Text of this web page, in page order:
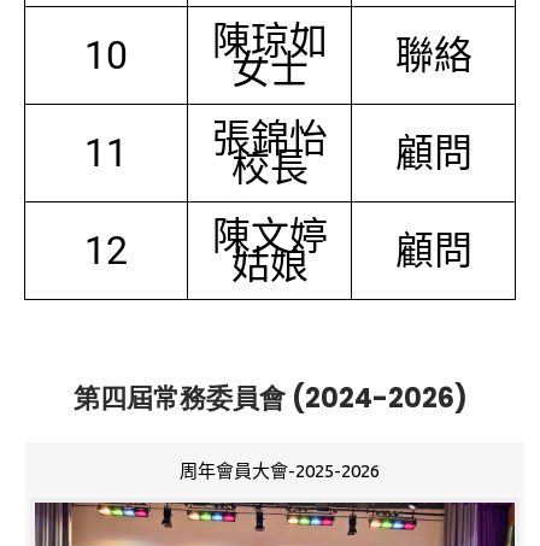
10 陳琼如
女士 聯絡
11 張錦怡
校長 顧問
12 陳文婷
姑娘 顧問
第四屆常務委員會 (2024-2026)
周年會員大會-2025-2026